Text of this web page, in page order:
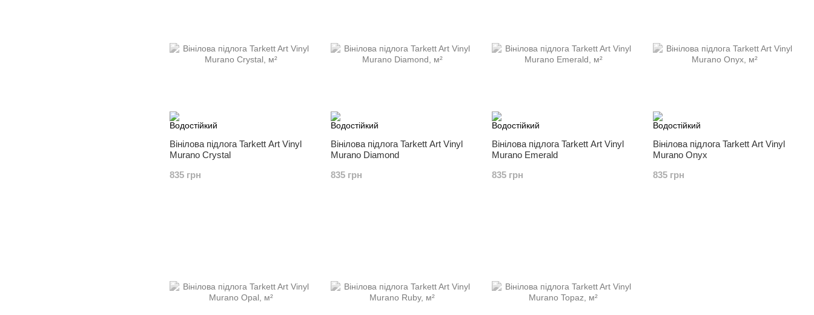
Вінілова підлога Tarkett Art Vinyl
Murano Crystal
835 грн
Вінілова підлога Tarkett Art Vinyl
Murano Diamond
835 грн
Вінілова підлога Tarkett Art Vinyl
Murano Emerald
835 грн
Вінілова підлога Tarkett Art Vinyl
Murano Onyx
835 грн